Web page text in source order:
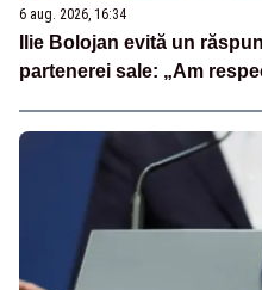
6 aug. 2026, 16:34
Ilie Bolojan evită un
partenerei sale: „Am